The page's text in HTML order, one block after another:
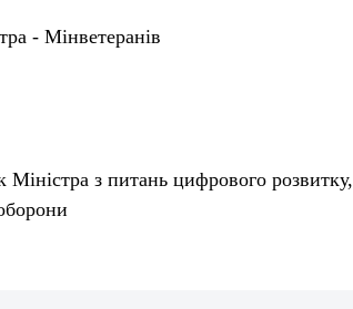
- Мінветеранів
з питань цифрового розвитку,